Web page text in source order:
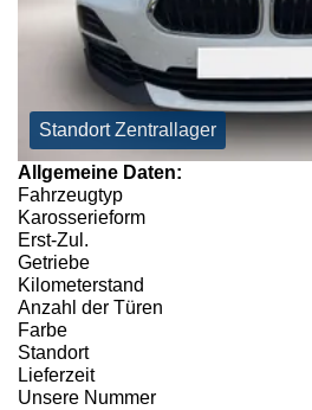
Standort Zentrallager
Allgemeine Daten:
Fahrzeugtyp
Karosserieform
Erst-Zul.
Getriebe
Kilometerstand
Anzahl der Türen
Farbe
Standort
Lieferzeit
Unsere Nummer